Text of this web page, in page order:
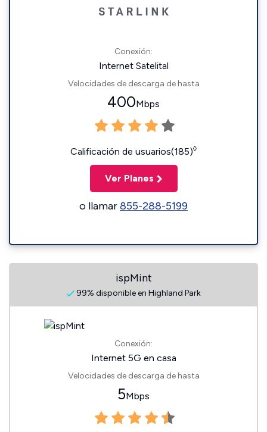
Conexión:
Internet Satelital
Velocidades de descarga de hasta
400Mbps
Calificación de usuarios(185)◊
Ver Planes
o llamar855-288-5199
ispMint
99% disponible en Highland Park
Conexión:
Internet 5G en casa
Velocidades de descarga de hasta
5Mbps